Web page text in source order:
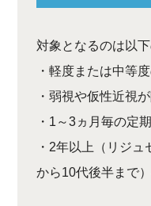
対象となるのは以下
・軽度または中等
・弱視や仮性近視
・1～3ヵ月毎の定
・2年以上（リジ
から10代後半まで